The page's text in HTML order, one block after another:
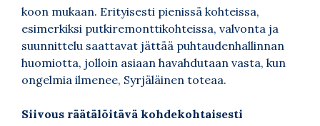
koon mukaan. Erityisesti pienissä kohteissa,
esimerkiksi putkiremonttikohteissa, valvonta ja
suunnittelu saattavat jättää puhtaudenhallinnan
huomiotta, jolloin asiaan havahdutaan vasta, kun
ongelmia ilmenee, Syrjäläinen toteaa.
Siivous räätälöitävä kohdekohtaisesti